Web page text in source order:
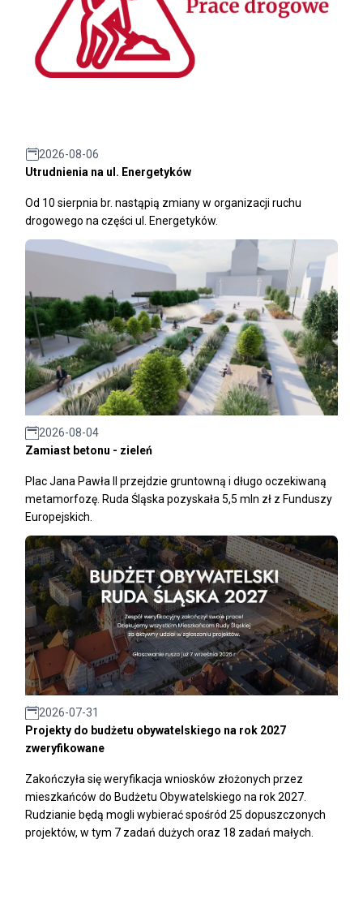
2026-08-06
Utrudnienia na ul. Energetyków
Od 10 sierpnia br. nastąpią zmiany w organizacji ruchu
drogowego na części ul. Energetyków.
2026-08-04
Zamiast betonu - zieleń
Plac Jana Pawła II przejdzie gruntowną i długo oczekiwaną
metamorfozę. Ruda Śląska pozyskała 5,5 mln zł z Funduszy
Europejskich.
2026-07-31
Projekty do budżetu obywatelskiego na rok 2027
zweryfikowane
Zakończyła się weryfikacja wniosków złożonych przez
mieszkańców do Budżetu Obywatelskiego na rok 2027.
Rudzianie będą mogli wybierać spośród 25 dopuszczonych
projektów, w tym 7 zadań dużych oraz 18 zadań małych.